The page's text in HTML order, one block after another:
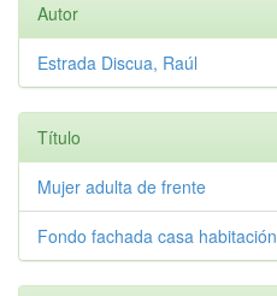
Autor
Estrada Discua, Raúl
Título
Mujer adulta de frente
Fondo fachada casa habitación